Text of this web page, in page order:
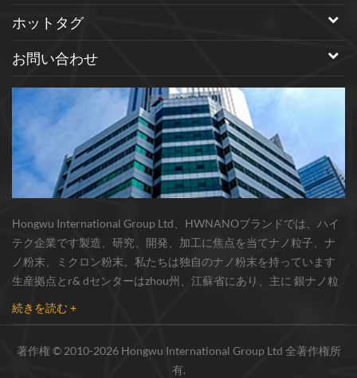
ホットタグ
お問い合わせ
Hongwu International Group Ltd、HWNANOブランドでは、ハイ
テク企業です製造、研究、開発、加工に焦点を当てナノ粒子、ナ
ノ粉末、ミクロン粉末。私たちは独自のナノ粉末を持っています
生産拠点とr& dセンターはzhou州、江蘇省にあり、主に 銀ナノ粒
子 、 銅ナノ粒子 、 炭化ケイ素ウィスカー/粉末 、 カーボンナノチ
ューブ 、 グラフェン 、 酸化アルミニウムナノ粒子 、 窒化ケイ素
体向けの大量注文 我々はよく知られた研究に密接に協力した大
続きを読む +
著作権 © 2010-2026 Hongwu International Group Ltd 全著作権所
有.